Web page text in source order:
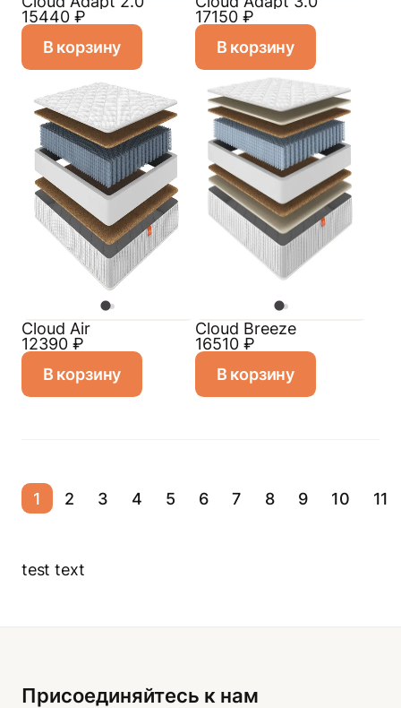
15440 ₽
В корзину
17150 ₽
В корзину
Cloud Air
12390 ₽
В корзину
Cloud Breeze
16510 ₽
В корзину
1 2 3 4 5 6 7 8 9 10 11
test text
Присоединяйтесь к нам